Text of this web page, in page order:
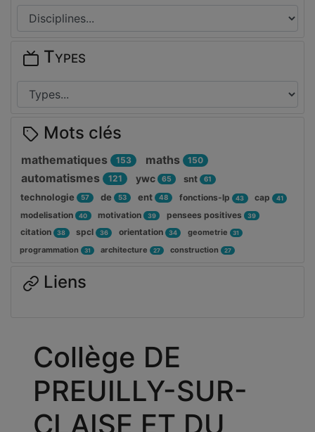
Collège DE
PREUILLY-SUR-
CLAISE ET DU
Types
Mots clés
mathematiques 153 maths 150
automatismes 121 ywc 65 snt 61
technologie 57 de 53 ent 48 fonctions-lp 43 cap 41
modelisation 40 motivation 39 pensees positives 39
citation 38 spcl 36 orientation 34 geometrie 31
programmation 31 architecture 27 construction 27
Liens